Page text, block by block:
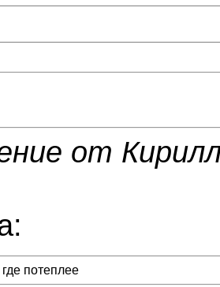
от
потеплее